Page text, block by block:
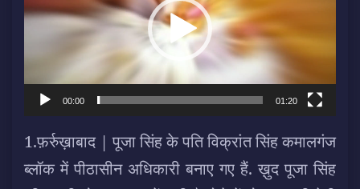
00:00 01:20
1.फ़र्रुख़ाबाद | पूजा सिंह के पति विक्रांत सिंह कमालगंज
ब्लॉक में पीठासीन अधिकारी बनाए गए हैं. ख़ुद पूजा सिंह